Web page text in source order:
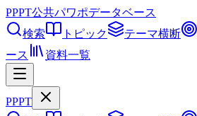
PPPT公共パワポデータベース
検索
トピック テーマ横断
ース
資料一覧
PPPT